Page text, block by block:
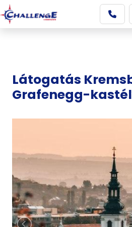
Látogatás
Grafenegg-